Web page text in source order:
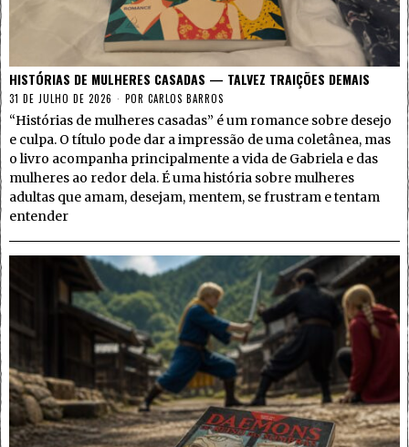
HISTÓRIAS DE MULHERES CASADAS — TALVEZ TRAIÇÕES DEMAIS
31 DE JULHO DE 2026 POR CARLOS BARROS
“Histórias de mulheres casadas” é um romance sobre desejo
e culpa. O título pode dar a impressão de uma coletânea, mas
o livro acompanha principalmente a vida de Gabriela e das
mulheres ao redor dela. É uma história sobre mulheres
adultas que amam, desejam, mentem, se frustram e tentam
entender